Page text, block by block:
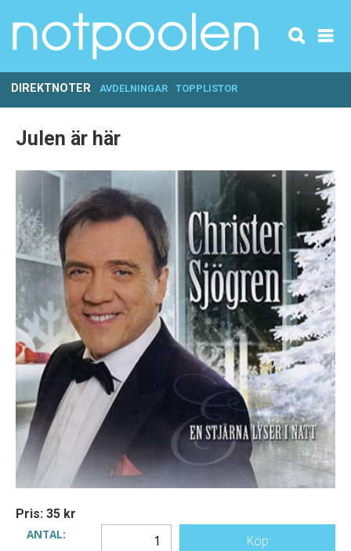
DIREKTNOTER AVDELNINGAR TOPPLISTOR
Julen är här
Pris: 35 kr
ANTAL:
Köp